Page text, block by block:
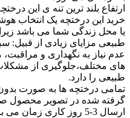
ارتفاع بلند ترین تنه ی این درختچه 150 سانتی متر می
خرید این درختچه یک انتخاب
یا محل زندگی شما می باشد
طبیعی مزایای زیادی از قبیل:
عدم نیاز به نگهداری و مراقبت،
های مختلف،جلوگیری از
طبیعی را دارد.
تمامی درختچه ها به صورت
گرفته شده در تصویر محصول
ارسال 3-5 روز کاری زمان می برد.